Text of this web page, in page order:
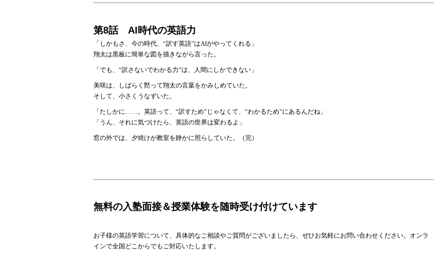
第8話 AI時代の英語力
「しかもさ、今の時代、 “訳す英語”はAIがやってくれる」
翔太は黒板に簡単な図を描きながら言った。
「でも、 “訳さないでわかる力”は、人間にしかできない」
美咲は、しばらく黙って翔太の言葉をかみしめていた。
そして、小さくうなずいた。
「たしかに ……。英語って、“訳すため”じゃなくて、“わかるため”にあるんだね」
「うん、それに気づけたら、英語の世界は変わるよ」
窓の外では、夕焼けが教室を静かに照らしていた。（完）
無料の入塾面接＆授業体験を随時受け付けています
お子様の英語学習について、具体的なご相談やご質問がございましたら、ぜひお気軽にお問い合わせください。オンラ
インで全国どこからでもご対応いたします。